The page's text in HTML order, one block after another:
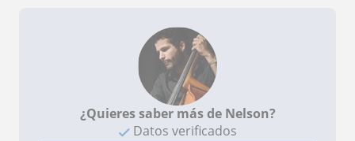
¿Quieres saber más de Nelson?
Datos verificados